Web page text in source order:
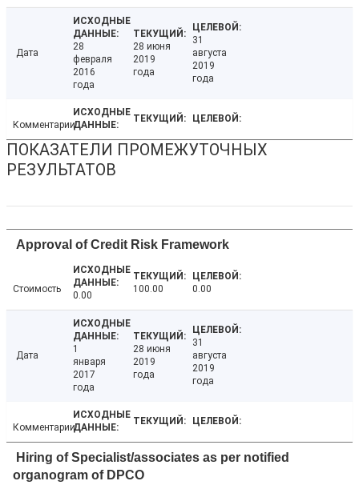
Дата
28
февраля
2016
года
28 июня
2019
года
31
августа
2019
года
Комментарии
ПОКАЗАТЕЛИ ПРОМЕЖУТОЧНЫХ
РЕЗУЛЬТАТОВ
Approval of Credit Risk Framework
Стоимость
0.00
100.00 0.00
Дата
1
января
2017
года
28 июня
2019
года
31
августа
2019
года
Комментарии
Hiring of Specialist/associates as per notified
organogram of DPCO